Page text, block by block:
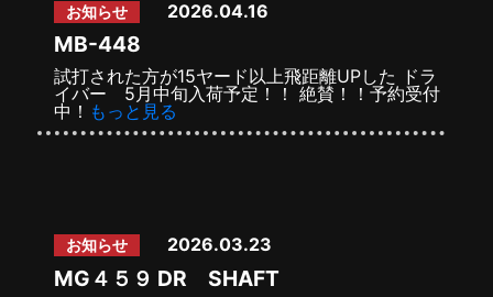
お知らせ 2026.04.16
MB-448
試打された方が15ヤード以上飛距離UPした ドラ
イバー 5月中旬入荷予定！！ 絶賛！！予約受付
中！ もっと見る
お知らせ 2026.03.23
MG４５９ DR SHAFT